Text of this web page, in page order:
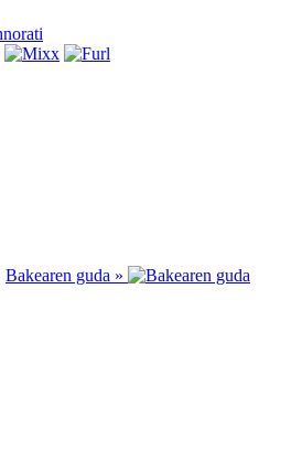
Bakearen guda »